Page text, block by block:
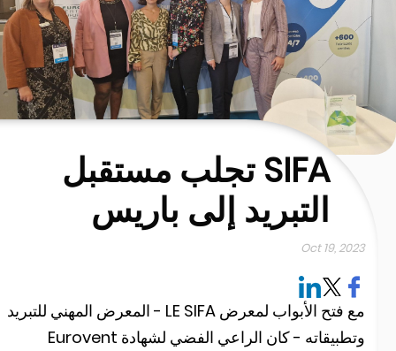
SIFA تجلب مستقبل
التبريد إلى باريس
Oct 19,
مع فتح الأبواب لمعرض LE SIFA - المعرض المهني للتبريد
وتطبيقاته - كان الراعي الفضي لشهادة Eurovent